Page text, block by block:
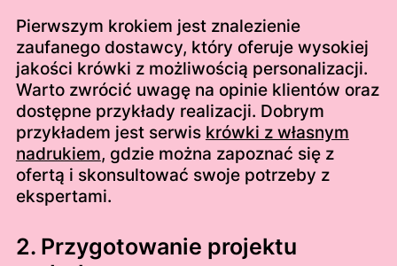
Pierwszym krokiem jest znalezienie
zaufanego dostawcy, który oferuje wysokiej
jakości krówki z możliwością personalizacji.
Warto zwrócić uwagę na opinie klientów oraz
dostępne przykłady realizacji. Dobrym
przykładem jest serwis krówki z własnym
nadrukiem, gdzie można zapoznać się z
ofertą i skonsultować swoje potrzeby z
ekspertami.
2. Przygotowanie projektu